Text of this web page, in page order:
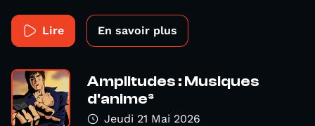
Lire En savoir plus
Amplitudes : Musiques
d'anime³
Jeudi 21 Mai 2026